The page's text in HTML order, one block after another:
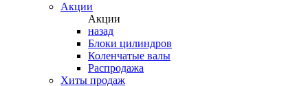
Акции
Акции
назад
Блоки цилиндров
Коленчатые валы
Распродажа
Хиты продаж